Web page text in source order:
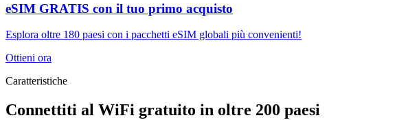
eSIM GRATIS con il tuo primo acquisto
Esplora oltre 180 paesi con i pacchetti eSIM globali più convenienti!
Ottieni ora
Caratteristiche
Connettiti al WiFi gratuito in oltre 200 paesi